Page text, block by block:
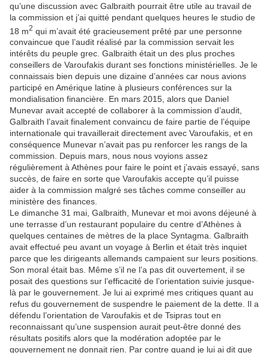
qu’une discussion avec Galbraith pourrait être utile au travail de
la commission et j’ai quitté pendant quelques heures le studio de
18 m2 qui m’avait été gracieusement prêté par une personne
convaincue que l’audit réalisé par la commission servait les
intérêts du peuple grec. Galbraith était un des plus proches
conseillers de Varoufakis durant ses fonctions ministérielles. Je le
connaissais bien depuis une dizaine d’années car nous avions
participé en Amérique latine à plusieurs conférences sur la
mondialisation financière. En mars 2015, alors que Daniel
Munevar avait accepté de collaborer à la commission d’audit,
Galbraith l’avait finalement convaincu de faire partie de l’équipe
internationale qui travaillerait directement avec Varoufakis, et en
conséquence Munevar n’avait pas pu renforcer les rangs de la
commission. Depuis mars, nous nous voyions assez
régulièrement à Athènes pour faire le point et j’avais essayé, sans
succès, de faire en sorte que Varoufakis accepte qu’il puisse
aider à la commission malgré ses tâches comme conseiller au
ministère des finances.
Le dimanche 31 mai, Galbraith, Munevar et moi avons déjeuné à
une terrasse d’un restaurant populaire du centre d’Athènes à
quelques centaines de mètres de la place Syntagma. Galbraith
avait effectué peu avant un voyage à Berlin et était très inquiet
parce que les dirigeants allemands campaient sur leurs positions.
Son moral était bas. Même s’il ne l’a pas dit ouvertement, il se
posait des questions sur l’efficacité de l’orientation suivie jusque-
là par le gouvernement. Je lui ai exprimé mes critiques quant au
refus du gouvernement de suspendre le paiement de la dette. Il a
défendu l’orientation de Varoufakis et de Tsipras tout en
reconnaissant qu’une suspension aurait peut-être donné des
résultats positifs alors que la modération adoptée par le
gouvernement ne donnait rien. Par contre quand je lui ai dit que